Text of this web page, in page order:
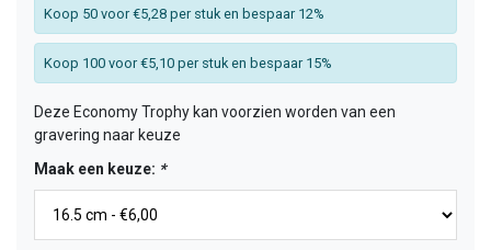
Koop 50 voor €5,28 per stuk en bespaar 12%
Koop 100 voor €5,10 per stuk en bespaar 15%
Deze Economy Trophy kan voorzien worden van een
gravering naar keuze
Maak een keuze: *